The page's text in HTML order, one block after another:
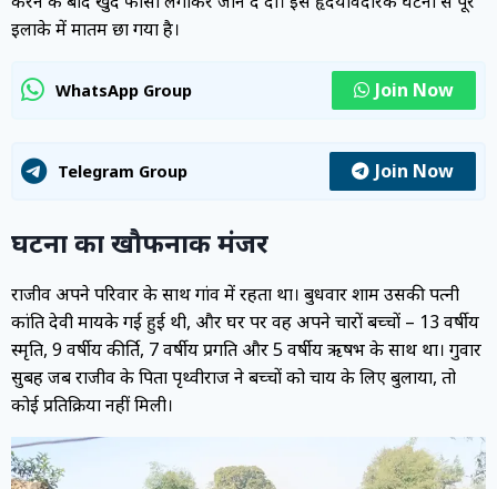
इलाके में मातम छा गया है।
WhatsApp Group Join Now
Telegram Group Join Now
घटना का खौफनाक मंजर
राजीव अपने परिवार के साथ गांव में रहता था। बुधवार शाम उसकी पत्नी
कांति देवी मायके गई हुई थी, और घर पर वह अपने चारों बच्चों – 13 वर्षीय
स्मृति, 9 वर्षीय कीर्ति, 7 वर्षीय प्रगति और 5 वर्षीय ऋषभ के साथ था। गुरुवार
सुबह जब राजीव के पिता पृथ्वीराज ने बच्चों को चाय के लिए बुलाया, तो
कोई प्रतिक्रिया नहीं मिली।